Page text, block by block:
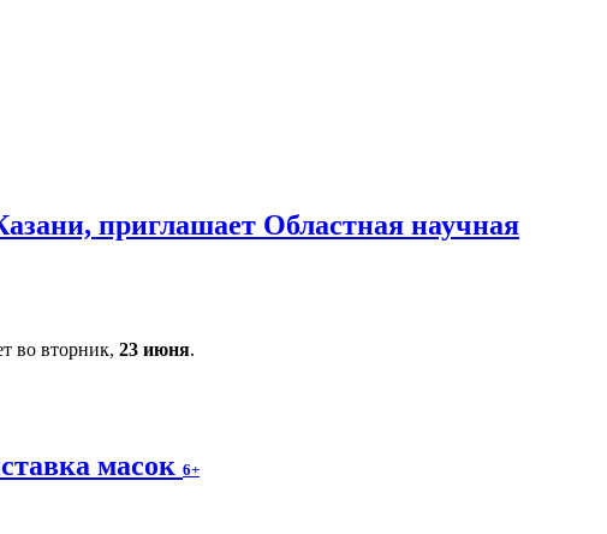
приглашает Областная научная
во вторник, 23 июня.
масок 6+